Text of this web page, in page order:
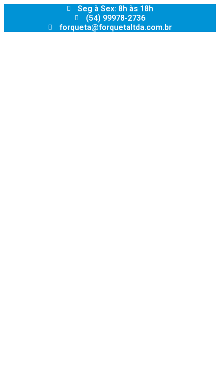
Seg à Sex: 8h às 18h
(54) 99978-2736
forqueta@forquetaltda.com.br